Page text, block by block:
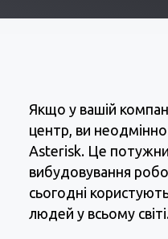
Якщо у вашій
центр, ви
Asterisk. Це
вибудовування
сьогодні
людей у всьому світі.